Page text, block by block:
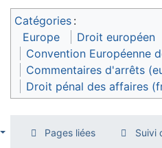
Catégories :
Europe
Droit européen
Convention Européenne
Commentaires d'arrêts
Droit pénal des affaires
Pages liées Suivi